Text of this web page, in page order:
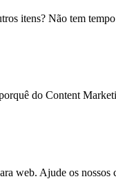
itens? Não tem
do Content
web. Ajude os